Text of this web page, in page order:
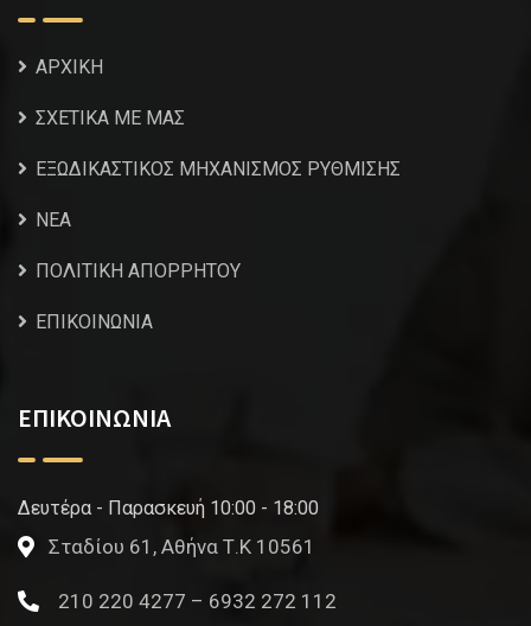
ΑΡΧΙΚΗ
ΣΧΕΤΙΚΑ ΜΕ ΜΑΣ
ΕΞΩΔΙΚΑΣΤΙΚΟΣ ΜΗΧΑΝΙΣΜΟΣ ΡΥΘΜΙΣΗΣ
NEA
ΠΟΛΙΤΙΚΗ ΑΠΟΡΡΗΤΟΥ
ΕΠΙΚΟΙΝΩΝΙΑ
ΕΠΙΚΟΙΝΩΝΙΑ
Δευτέρα - Παρασκευή 10:00 - 18:00
Σταδίου 61, Αθήνα Τ.Κ 10561
210 220 4277 – 6932 272 112